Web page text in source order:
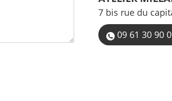
7 bis rue du
09 61 30 90